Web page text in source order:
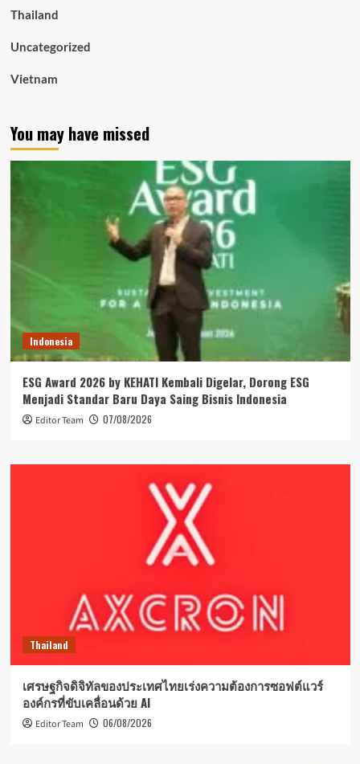
Thailand
Uncategorized
Vietnam
You may have missed
Indonesia
ESG Award 2026 by KEHATI Kembali Digelar, Dorong ESG
Menjadi Standar Baru Daya Saing Bisnis Indonesia
Editor Team 07/08/2026
Thailand
เศรษฐกิจดิจิทัลของประเทศไทยเร่งความต้องการซอฟต์แวร์
องค์กรที่ขับเคลื่อนด้วย AI
Editor Team 06/08/2026